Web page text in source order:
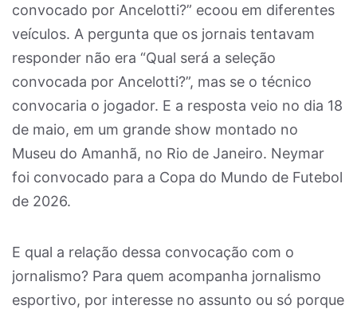
convocado por Ancelotti?” ecoou em diferentes
veículos. A pergunta que os jornais tentavam
responder não era “Qual será a seleção
convocada por Ancelotti?”, mas se o técnico
convocaria o jogador. E a resposta veio no dia 18
de maio, em um grande show montado no
Museu do Amanhã, no Rio de Janeiro. Neymar
foi convocado para a Copa do Mundo de Futebol
de 2026.
E qual a relação dessa convocação com o
jornalismo? Para quem acompanha jornalismo
esportivo, por interesse no assunto ou só porque